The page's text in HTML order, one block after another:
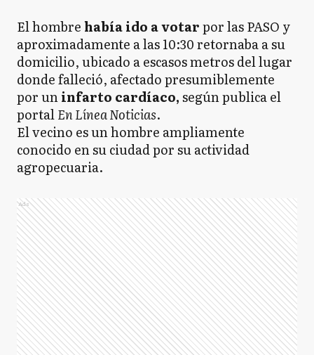
El hombre había ido a votarpor las PASO y
aproximadamente a las 10:30 retornaba a su
domicilio, ubicado a escasos metros del lugar
donde falleció, afectado presumiblemente
por uninfarto cardíaco,según publica el
portalEn Línea Noticias.
El vecino es un hombre ampliamente
conocido en su ciudad por su actividad
agropecuaria.
Ads